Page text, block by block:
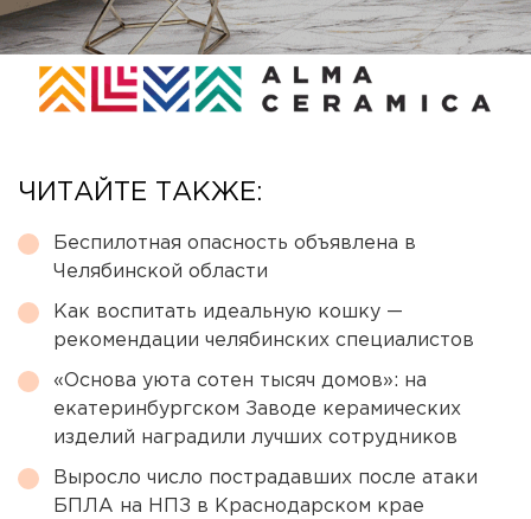
ЧИТАЙТЕ ТАКЖЕ:
Беспилотная опасность объявлена в
Челябинской области
Как воспитать идеальную кошку —
рекомендации челябинских специалистов
«Основа уюта сотен тысяч домов»: на
екатеринбургском Заводе керамических
изделий наградили лучших сотрудников
Выросло число пострадавших после атаки
БПЛА на НПЗ в Краснодарском крае